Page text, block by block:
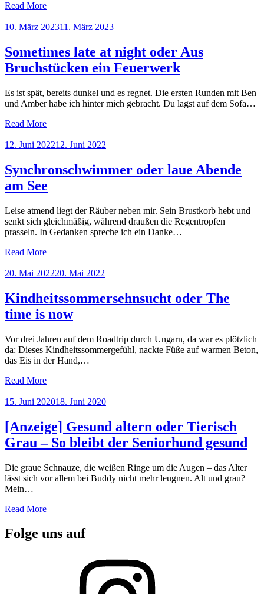
Read More
Posted
10. März 202311. März 2023
Sometimes late at night oder Aus
Bruchstücken ein Feuerwerk
Es ist spät, bereits dunkel und es regnet. Die ersten Runden mit Ben
und Amber habe ich hinter mich gebracht. Du lagst auf dem Sofa…
Read More
Posted
12. Juni 202212. Juni 2022
Synchronschwimmer oder laue Abende
am See
Leise atmend liegt der Räuber neben mir. Sein Brustkorb hebt und
senkt sich gleichmäßig, während draußen die Regentropfen
prasseln. In Gedanken spreche ich ein Danke…
Read More
Posted
20. Mai 202220. Mai 2022
Kindheitssommersehnsucht oder The
time is now
Vor drei Jahren auf dem Roadtrip durch Ungarn, da war es plötzlich
da: Dieses Kindheitssommergefühl, nackte Füße auf warmen Beton,
das Eis in der Hand,…
Read More
Posted
15. Juni 202018. Juni 2020
[Anzeige] Gesund altern oder Tierisch
Grau – So bleibt der Seniorhund gesund
Die graue Schnauze, die weißen Ringe um die Augen – das Alter
lässt sich vor allem bei Buddy nicht mehr leugnen. Alt und grau?
Mein…
Read More
Folge uns auf